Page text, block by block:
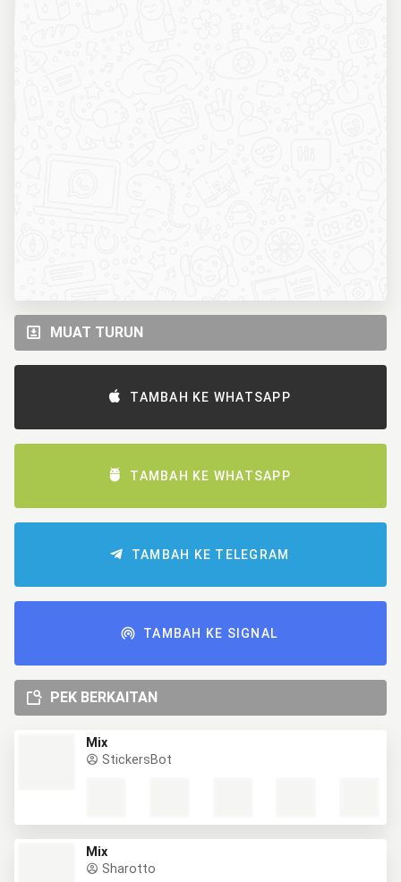
MUAT TURUN
TAMBAH KE WHATSAPP
TAMBAH KE WHATSAPP
TAMBAH KE TELEGRAM
TAMBAH KE SIGNAL
PEK BERKAITAN
Mix
StickersBot
Mix
Sharotto